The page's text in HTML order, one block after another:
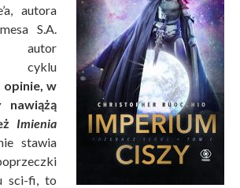
autora
S.A.
cyklu
opinie, w
Imienia
stawia
sci-fi, to